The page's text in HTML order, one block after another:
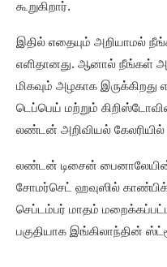
கூறுகிறார்.
இதில் எதையும் அறியாமல்
எளிதானது. ஆனால் நீங்கள்
மிகவும் அழகாக
டெப்பெய் மற்றும்
லண்டன் அறிவியல் கேலரியில்
லண்டன் டிசைன் பைனாலேயின்
சோமர்செட் ஹவுஸில்
செப்டம்பர் மாதம் மறைக்கப்பட்ட
பகுதியாக இங்கிலாந்தின்